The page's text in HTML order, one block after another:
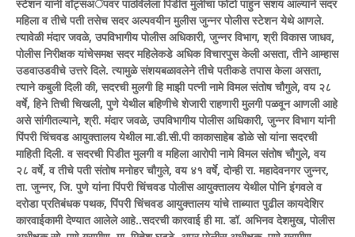
स्टेशन यांनी वॉट्सअॅपवर पाठविलेला पिडीत मुलीचा फोटो पाहुन संशय आल्याने सदर
महिला व तीचे पती तसेच सदर अल्पवयीन मुलीस जुन्नर पोलीस स्टेशन येथे आणले.
त्यावेळी मंदार जवळे, उपविभागीय पोलीस अधिकारी, जुन्नर विभाग, श्री विकास जाधव,
पोलीस निरीक्षक यांचेसमक्ष सदर महिलेकडे अधिक विचारपुस केली असता, तीने आम्हास
उडवाउडवीचे उत्तरे दिले. त्यामुळे संशयबळावलेने तीचे पतीकडे तपास केला असता,
त्याने कबुली दिली की, सदरची मुलगी हि माझी पत्नी नामे विमल संतोष चौगुले, वय २८
वर्षे, हिने तिची चिखली, पुणे येथील बहिणीचे शेजारी राहणारी मुलगी पळवून आणली आहे
असे सांगीतल्याने, श्री. मंदार जवळे, उपविभागीय पोलीस अधिकारी, जुन्नर विभाग यांनी
पिंपरी चिंचवड आयुक्तालय येथील मा.डी.सी.पी काकासाहेब डोळे सो यांना सदरची
माहिती दिली. व सदरची पिडीत मुलगी व महिला आरोपी नामे विमल संतोष चौगुले, वय
२८ वर्षे, व तीचे पती संतोष मनोहर चौगुले, वय ४१ वर्षे, दोन्ही रा. महादेवनगर जुन्नर,
ता. जुन्नर, जि. पुणे यांना पिंपरी चिंचवड पोलीस आयुक्तालय येथील पोनि इंगवले व
दरोडा प्रतिबंधक पथक, पिंपरी चिंचवड आयुक्तालय यांचे ताब्यात पुढील कायदेशिर
कारवाईकामी देण्यात आलेले आहे..सदरची कारवाई ही मा. डॉ. अभिनव देशमुख, पोलीस